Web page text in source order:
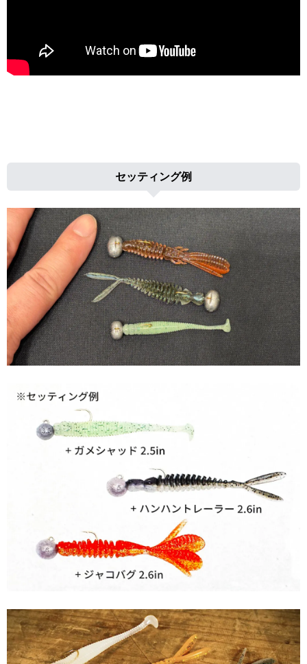
セッティング例